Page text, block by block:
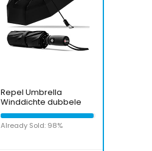
Repel Umbrella
Winddichte dubbele
geventileerde
reisparaplu met teflon
coating
Already Sold: 98%